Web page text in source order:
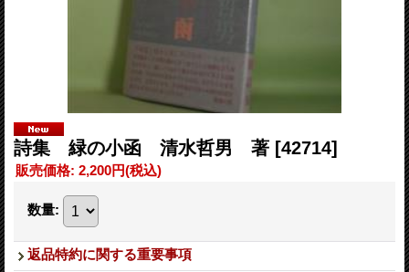
詩集 緑の小函 清水哲男 著 [42714]
販売価格: 2,200円(税込)
数量:
返品特約に関する重要事項